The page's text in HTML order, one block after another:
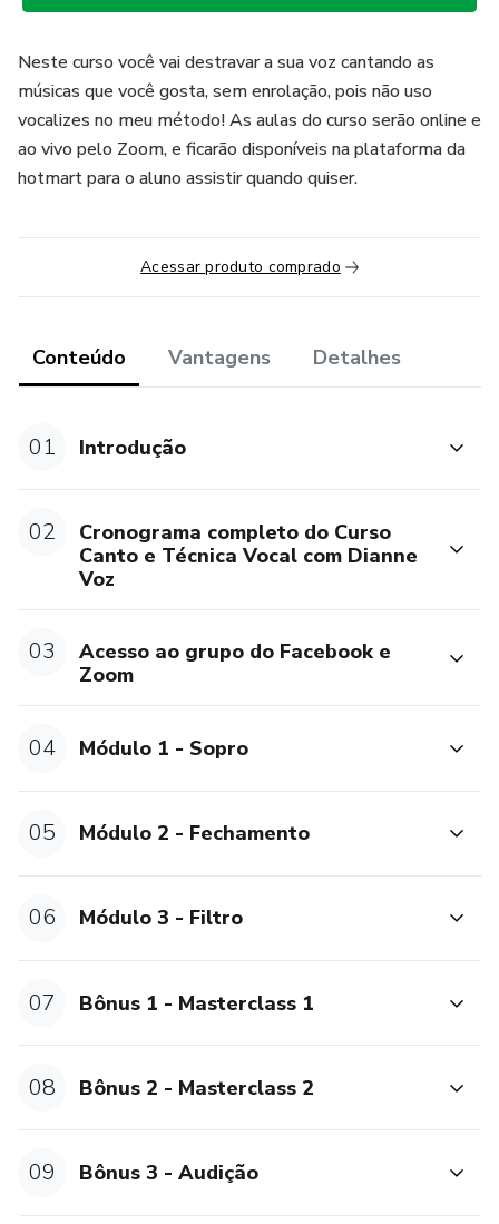
Neste curso você vai destravar a sua voz cantando as
músicas que você gosta, sem enrolação, pois não uso
vocalizes no meu método! As aulas do curso serão online e
ao vivo pelo Zoom, e ficarão disponíveis na plataforma da
hotmart para o aluno assistir quando quiser.
Acessar produto comprado
Conteúdo Vantagens Detalhes
01 Introdução
02
Cronograma completo do Curso
Canto e Técnica Vocal com Dianne
Voz
03
Acesso ao grupo do Facebook e
Zoom
04 Módulo 1 - Sopro
05 Módulo 2 - Fechamento
06 Módulo 3 - Filtro
07 Bônus 1 - Masterclass 1
08 Bônus 2 - Masterclass 2
09 Bônus 3 - Audição